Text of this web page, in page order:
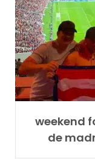
weekend
de